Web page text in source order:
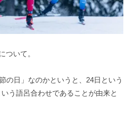
ついて。
の日」なのかというと、24日という
う語呂合わせであることが由来と